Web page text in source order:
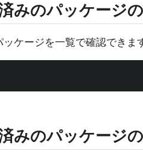
みのパッケージ
ケージを一覧で確認できま
みのパッケージ